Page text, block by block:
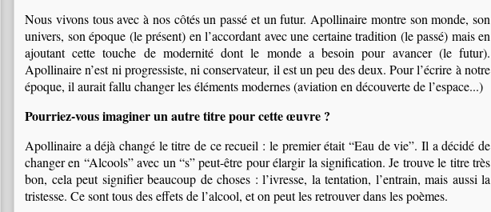
Nous vivons tous avec à nos côtés un passé et un futur. Apollinaire montre son monde, son
univers, son époque (le présent) en l’accordant avec une certaine tradition (le passé) mais en
ajoutant cette touche de modernité dont le monde a besoin pour avancer (le futur).
Apollinaire n’est ni progressiste, ni conservateur, il est un peu des deux. Pour l’écrire à notre
époque, il aurait fallu changer les éléments modernes (aviation en découverte de l’espace...)
Pourriez-vous imaginer un autre titre pour cette œuvre ?
Apollinaire a déjà changé le titre de ce recueil : le premier était “Eau de vie”. Il a décidé de
changer en “Alcools” avec un “s” peut-être pour élargir la signification. Je trouve le titre très
bon, cela peut signifier beaucoup de choses : l’ivresse, la tentation, l’entrain, mais aussi la
tristesse. Ce sont tous des effets de l’alcool, et on peut les retrouver dans les poèmes.